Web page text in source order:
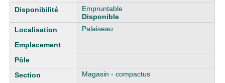
Empruntable
Disponible
Palaiseau
Magasin - compactus